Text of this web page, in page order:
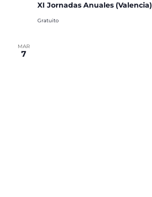
XI Jornadas Anuales (Valencia)
Gratuito
MAR
7